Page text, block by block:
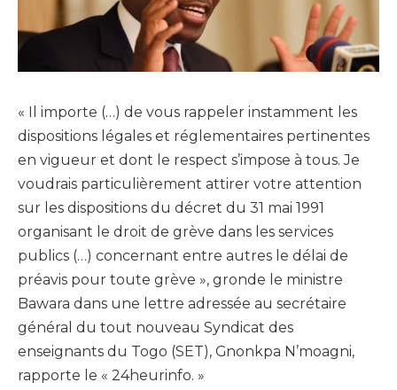
« Il importe (…) de vous rappeler instamment les
dispositions légales et réglementaires pertinentes
en vigueur et dont le respect s’impose à tous. Je
voudrais particulièrement attirer votre attention
sur les dispositions du décret du 31 mai 1991
organisant le droit de grève dans les services
publics (…) concernant entre autres le délai de
préavis pour toute grève », gronde le ministre
Bawara dans une lettre adressée au secrétaire
général du tout nouveau Syndicat des
enseignants du Togo (SET), Gnonkpa N’moagni,
rapporte le « 24heurinfo. »